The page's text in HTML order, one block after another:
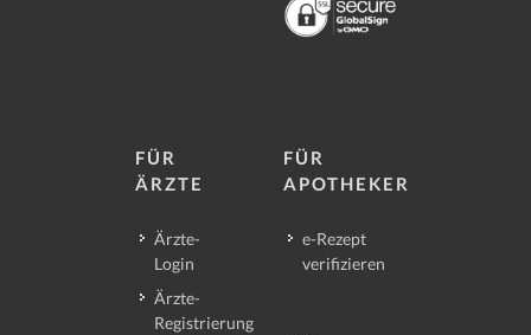
FÜR
ÄRZTE
Ärzte-
Login
Ärzte-
Registrierung
FÜR
APOTHEKER
e-Rezept
verifizieren